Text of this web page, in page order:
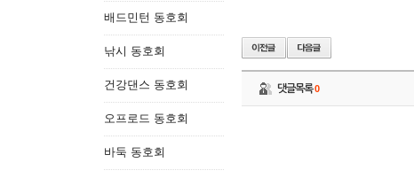
배드민턴 동호회
낚시 동호회
건강댄스 동호회
오프로드 동호회
바둑 동호회
댓글목록0